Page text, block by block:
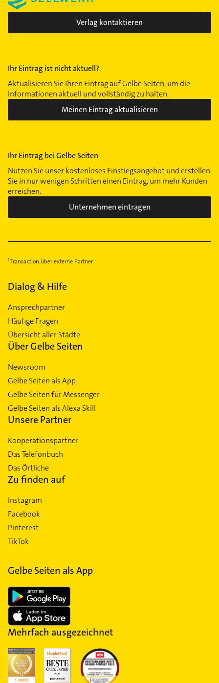
Verlag kontaktieren
Ihr Eintrag ist nicht aktuell?
Aktualisieren Sie Ihren Eintrag auf Gelbe Seiten, um die
Informationen aktuell und vollständig zu halten.
Meinen Eintrag aktualisieren
Ihr Eintrag bei Gelbe Seiten
Nutzen Sie unser kostenloses Einstiegsangebot und erstellen
Sie in nur wenigen Schritten einen Eintrag, um mehr Kunden
erreichen.
Unternehmen eintragen
Transaktion über externe Partner
Dialog & Hilfe
Ansprechpartner
Häufige Fragen
Übersicht aller Städte
Über Gelbe Seiten
Newsroom
Gelbe Seiten als App
Gelbe Seiten für Messenger
Gelbe Seiten als Alexa Skill
Unsere Partner
Kooperationspartner
Das Telefonbuch
Das Örtliche
Zu finden auf
Instagram
Facebook
Pinterest
TikTok
Gelbe Seiten als App
Mehrfach ausgezeichnet